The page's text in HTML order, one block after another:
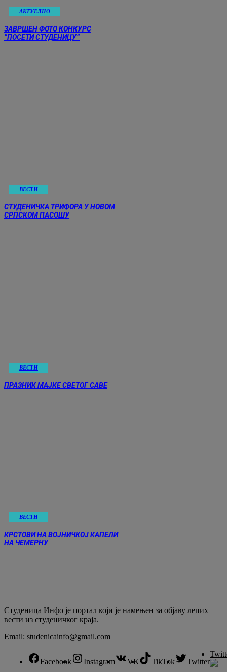
АКТУЕЛНО
ЗАВРШЕН ФОТО КОНКУРС
“ПОСЕТИ СТУДЕНИЦУ”
ВЕСТИ
СТУДЕНИЧКА ТРИФОРА У НОВОМ
СРПСКОМ ПАСОШУ
ВЕСТИ
ПРАЗНИК МАЈКЕ СВЕТОГ САВЕ
ВЕСТИ
КРСТОВИ НА ВОЈНИЧКОЈ КАПЕЛИ
НА ЧЕМЕРНУ
Студеница Инфо је портал који је намењен за објaву лепих
вести из студеничког краја.
Email: studenicainfo@gmail.com
Facebook Instagram VK TikTok Twitter